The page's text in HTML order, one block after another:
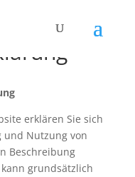
erklären Sie sich
und Nutzung von
Beschreibung
grundsätzlich